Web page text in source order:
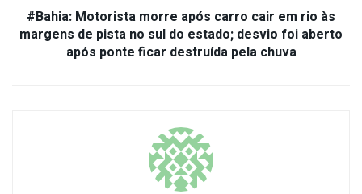
#Bahia: Motorista morre após carro cair em rio às
margens de pista no sul do estado; desvio foi aberto
após ponte ficar destruída pela chuva